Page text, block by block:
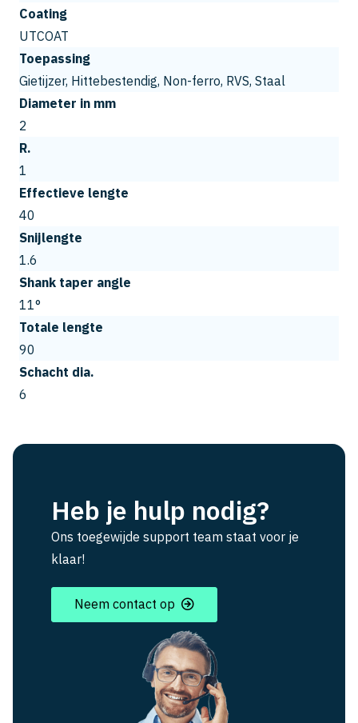
Coating
UTCOAT
Toepassing
Gietijzer, Hittebestendig, Non-ferro, RVS, Staal
Diameter in mm
2
R.
1
Effectieve lengte
40
Snijlengte
1.6
Shank taper angle
11°
Totale lengte
90
Schacht dia.
6
Heb je hulp nodig?
Ons toegewijde support team staat voor je
klaar!
Neem contact op